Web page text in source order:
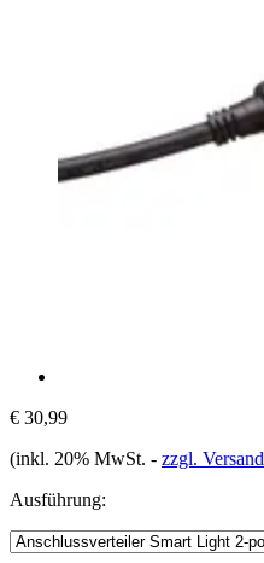
€ 30,99
(inkl. 20% MwSt. - zzgl. Versand
Ausführung: